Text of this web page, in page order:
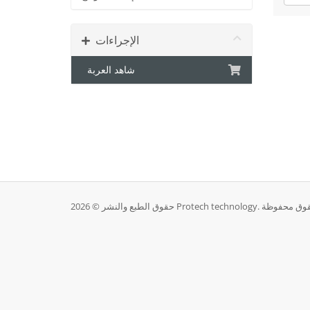
الإجراءات
شاهد العربة